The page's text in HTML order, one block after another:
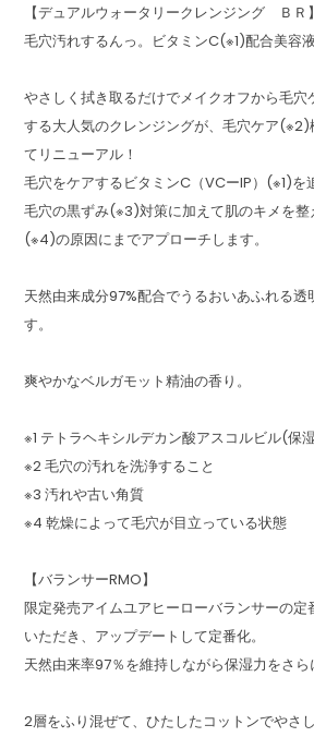
【デュアルウォータリークレンジング ＢＲ】
毛穴汚れするんっ。ビタミンC(※1)配合美容液
やさしく拭き取るだけでメイクオフから毛
する大人気のクレンジングが、毛穴ケア(※2)
てリニューアル！
毛穴をケアするビタミンC（VCーIP）(※1)を
毛穴の黒ずみ(※3)対策に加えて肌のキメを
(※4)の原因にまでアプローチします。
天然由来成分97%配合でうるおいあふれる透
す。
爽やかなベルガモット精油の香り。
※1 テトラヘキシルデカン酸アスコルビル(保
※2 毛穴の汚れを洗浄すること
※3 汚れや古い角質
※4 乾燥によって毛穴が目立っている状態
【バランサーRMO】
限定発売アイムユアヒーローバランサーの定
いただき、アップデートして定番化。
天然由来率97％を維持しながら保湿力をさら
2層をふり混ぜて、ひたしたコットンでやさ